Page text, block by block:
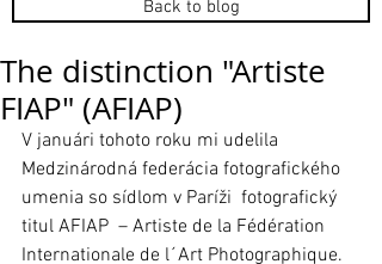
Back to blog
The distinction "Artiste
FIAP" (AFIAP)
V januári tohoto roku mi udelila
Medzinárodná federácia fotografického
umenia so sídlom v Paríži  fotografický
titul AFIAP  – Artiste de la Fédération
Internationale de l´Art Photographique.